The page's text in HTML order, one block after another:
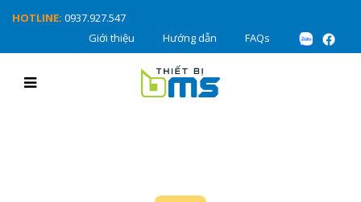
HOTLINE: 0937.927.547
Giới thiệu
Hướng dẫn FAQs